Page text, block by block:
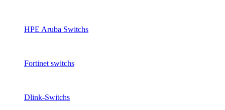
HPE Aruba Switchs
Fortinet switchs
Dlink-Switchs